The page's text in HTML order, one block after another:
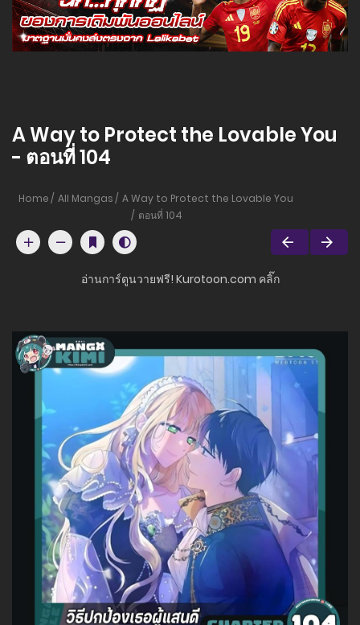
A Way to Protect the Lovable You
- ตอนที่ 104
Home All Mangas
A Way to Protect the Lovable You
ตอนที่ 104
อ่านการ์ตูนวายฟรี! Kurotoon.com คลิ๊ก